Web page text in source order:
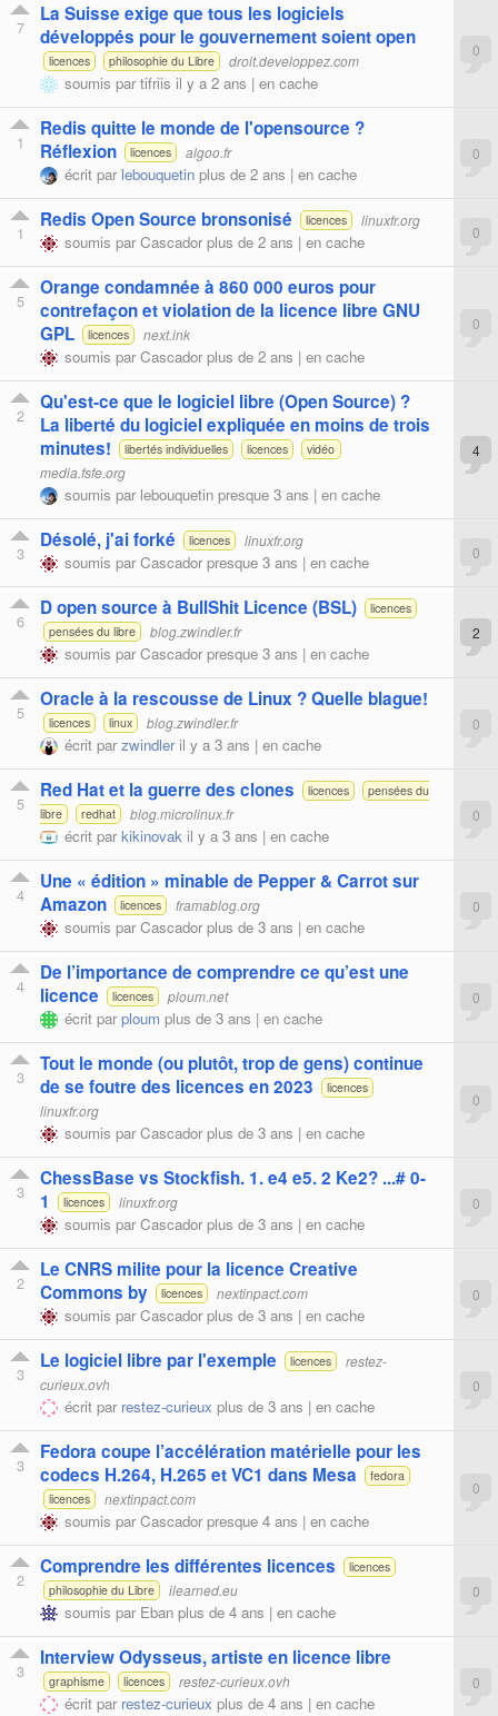
7
La Suisse exige que tous les logiciels
développés pour le gouvernement soient open
licences philosophie du Libre droit.developpez.com
soumis partifriis il y a 2 ans | en cache
0
1
Redis quitte le monde de l'opensource ?
Réflexion
licences algoo.fr
écrit par lebouquetin plus de 2 ans | en cache
0
1
Redis Open Source bronsonisé licences linuxfr.org
soumis parCascadorplus de 2 ans | en cache 0
5
Orange condamnée à 860 000 euros pour
contrefaçon et violation de la licence libre GNU
GPL
licences next.ink
soumis parCascadorplus de 2 ans | en cache
0
2
Qu'est-ce que le logiciel libre (Open Source) ?
La liberté du logiciel expliquée en moins de trois
minutes!
libertés individuelles licences vidéo
media.fsfe.org
soumis par lebouquetin presque 3 ans | en cache
4
3
Désolé, j'ai forké licences linuxfr.org
soumis parCascadorpresque 3 ans | en cache 0
6
D open source à BullShit Licence (BSL)
licences
pensées du libre
blog.zwindler.fr
soumis parCascadorpresque 3 ans | en cache
2
5
Oracle à la rescousse de Linux ? Quelle blague!
licences linux blog.zwindler.fr
écrit parzwindleril y a 3 ans | en cache
0
5
Red Hat et la guerre des clones licences
pensées du
libre
redhat blog.microlinux.fr
écrit parkikinovak il y a 3 ans | en cache
0
4
Une « édition » minable de Pepper & Carrot sur
Amazon
licences framablog.org
soumis parCascadorplus de 3 ans | en cache
0
4
De l’importance de comprendre ce qu’est une
licence
licences ploum.net
écrit parploum plus de 3 ans | en cache
0
3
Tout le monde (ou plutôt, trop de gens) continue
de se foutre des licences en 2023
licences
linuxfr.org
soumis parCascadorplus de 3 ans | en cache
0
3
ChessBase vs Stockfish. 1. e4 e5. 2 Ke2? ...# 0-
1
licences linuxfr.org
soumis parCascadorplus de 3 ans | en cache
0
2
Le CNRS milite pour la licence Creative
Commons by
licences nextinpact.com
soumis parCascadorplus de 3 ans | en cache
0
3
Le logiciel libre par l'exemple licences
restez-
curieux.ovh
écrit par restez-curieux plus de 3 ans | en cache
0
3
Fedora coupe l’accélération matérielle pour les
codecs H.264, H.265 et VC1 dans Mesa
fedora
licences
nextinpact.com
soumis parCascadorpresque 4 ans | en cache
0
2
Comprendre les différentes licences
licences
philosophie du Libre
ilearned.eu
soumis par Eban plus de 4 ans | en cache
0
3
Interview Odysseus, artiste en licence libre
graphisme licences restez-curieux.ovh
écrit par restez-curieux plus de 4 ans | en cache
0